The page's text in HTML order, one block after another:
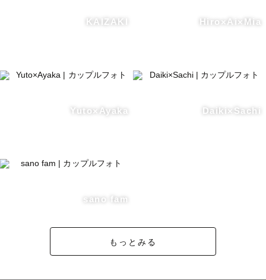
KAIZAKI Hiro×Ai×Mia
Yuto×Ayaka Daiki×Sachi
sano fam
もっとみる